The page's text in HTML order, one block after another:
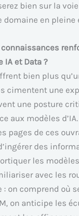
bien sur la
domaine en pleine
IA et Data ?
bien plus
cimentent une
une posture
aux modèles
pages de ces
des
les
avec les
: on comprend où
on anticipe les